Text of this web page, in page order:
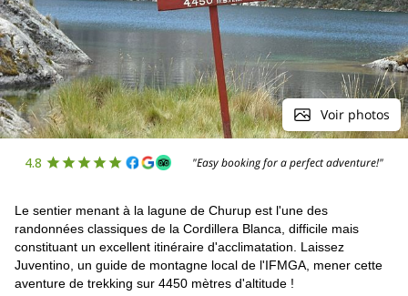
Voir photos
4.8 "Easy booking for a perfect adventure!"
Le sentier menant à la lagune de Churup est l'une des
randonnées classiques de la Cordillera Blanca, difficile mais
constituant un excellent itinéraire d'acclimatation. Laissez
Juventino, un guide de montagne local de l'IFMGA, mener cette
aventure de trekking sur 4450 mètres d'altitude !